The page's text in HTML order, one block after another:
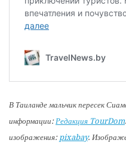
В Таиланде мальчик пересек
информации: Редакция TourDom.
изображения: pixabay.